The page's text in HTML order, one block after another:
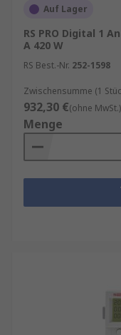
Auf Lager
RS PRO Digital 1
A 420 W
RS Best.-Nr. 252-1598
Zwischensumme (1
932,30 €(ohne MwSt.)
Menge